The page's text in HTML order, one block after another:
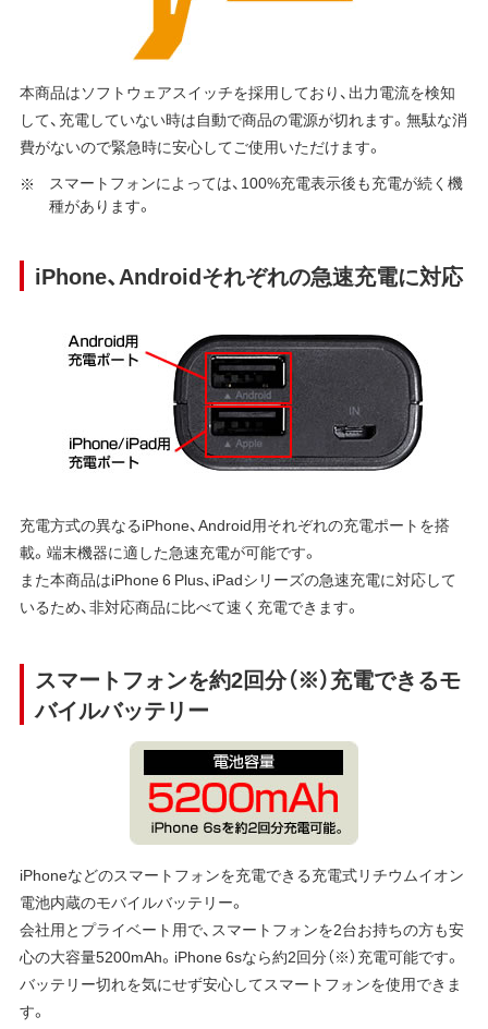
本商品はソフトウェアスイッチを採用しており、出力電流を検知
して、充電していない時は自動で商品の電源が切れます。無駄な消
費がないので緊急時に安心してご使用いただけます。
スマートフォンによっては、100%充電表示後も充電が続く機
種があります。
iPhone、Androidそれぞれの急速充電に対応
充電方式の異なるiPhone、Android用それぞれの充電ポートを搭
載。端末機器に適した急速充電が可能です。
また本商品はiPhone 6 Plus、iPadシリーズの急速充電に対応して
いるため、非対応商品に比べて速く充電できます。
スマートフォンを約2回分（※）充電できるモ
バイルバッテリー
iPhoneなどのスマートフォンを充電できる充電式リチウムイオン
電池内蔵のモバイルバッテリー。
会社用とプライベート用で、スマートフォンを2台お持ちの方も安
心の大容量5200mAh。iPhone 6sなら約2回分（※）充電可能です。
バッテリー切れを気にせず安心してスマートフォンを使用できま
す。